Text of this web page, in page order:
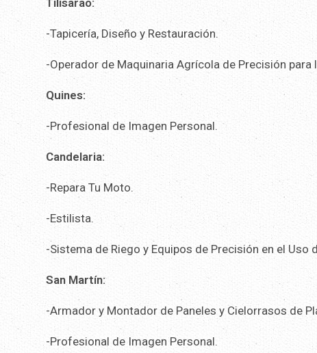
Tilisarao:
-Tapicería, Diseño y Restauración.
-Operador de Maquinaria Agrícola de Precisión para
Quines:
-Profesional de Imagen Personal.
Candelaria:
-Repara Tu Moto.
-Estilista.
-Sistema de Riego y Equipos de Precisión en el Uso
San Martín:
-Armador y Montador de Paneles y Cielorrasos de
-Profesional de Imagen Personal.